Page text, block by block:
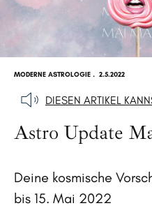
MODERNE ASTROLOGIE . 2.5.2022
DIESEN ARTIKEL
Astro Update
Deine kosmische
bis 15. Mai 2022